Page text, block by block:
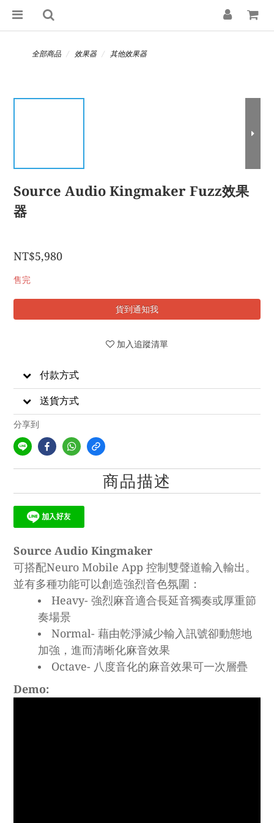
全部商品 效果器 其他效果器
Source Audio Kingmaker Fuzz效果
器
NT$5,980
售完
貨到通知我
加入追蹤清單
付款方式
送貨方式
分享到
商品描述
Source Audio Kingmaker
可搭配Neuro Mobile App 控制雙聲道輸入輸出。
並有多種功能可以創造強烈音色氛圍：
Heavy- 強烈麻音適合長延音獨奏或厚重節
奏場景
Normal- 藉由乾淨減少輸入訊號卻動態地
加強，進而清晰化麻音效果
Octave- 八度音化的麻音效果可一次層疊
Demo: